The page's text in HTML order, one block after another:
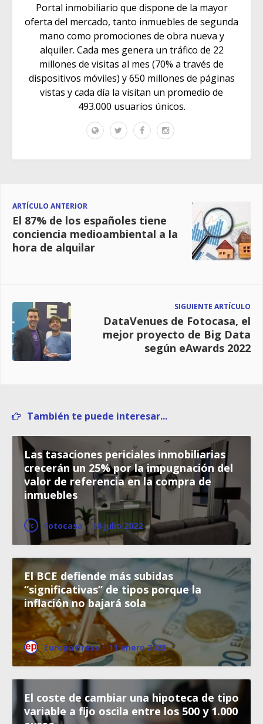
Portal inmobiliario que dispone de la mayor
oferta del mercado, tanto inmuebles de segunda
mano como promociones de obra nueva y
alquiler. Cada mes genera un tráfico de 22
millones de visitas al mes (70% a través de
dispositivos móviles) y 650 millones de páginas
vistas y cada día la visitan un promedio de
493.000 usuarios únicos.
ARTÍCULO ANTERIOR
El 87% de los españoles tiene
conciencia medioambiental a la
hora de alquilar
SIGUIENTE ARTÍCULO
DataVenues de Fotocasa, el
mejor proyecto de Big Data
según eAwards 2022
También te puede interesar...
Las tasaciones periciales inmobiliarias
crecerán un 25% por la impugnación del
valor de referencia en la compra de
inmuebles
Fotocasa · 18 julio 2022
El BCE defiende más subidas
“significativas” de tipos porque la
inflación no bajará sola
Europa Press · 11 enero 2023
El coste de cambiar una hipoteca de tipo
variable a fijo oscila entre los 500 y 1.000